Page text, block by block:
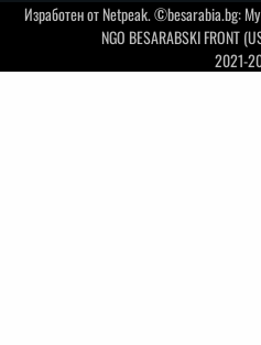
Изработен отNetpeak. ©besarabia.bg: My
NGO BESARABSKI FRONT
2021-